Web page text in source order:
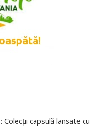
capsulă lansate cu